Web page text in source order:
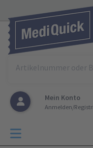
Mein Konto
Anmelden/